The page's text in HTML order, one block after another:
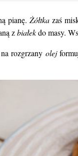
pianę.Żółtka zaś
zbiałekdo masy.
rozgrzany olej